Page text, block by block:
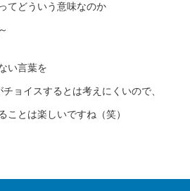
てどういう意味なのか
い言葉を
ョイスするとは考えにくいので、
ことは楽しいですね（笑）